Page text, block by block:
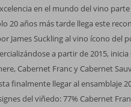
en el mundo del vino
20 años más tarde llega este
James Suckling al vino ícono del
a partir de 2015,
Cabernet Franc y Cabernet
finalmente llegar al ensamblaje
del viñedo: 77% Cabernet